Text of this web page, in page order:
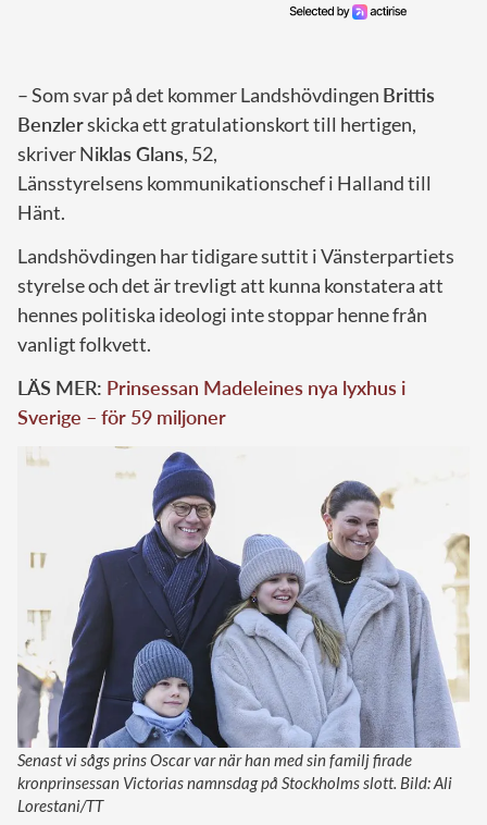
– Som svar på det kommer Landshövdingen Brittis
Benzlerskicka ett gratulationskort till hertigen,
skriver Niklas Glans, 52,
Länsstyrelsens kommunikationschef i Halland till
Hänt.
Landshövdingen har tidigare suttit i Vänsterpartiets
styrelse och det är trevligt att kunna konstatera att
hennes politiska ideologi inte stoppar henne från
vanligt folkvett.
LÄS MER: Prinsessan Madeleines nya lyxhus i
Sverige – för 59 miljoner
Senast vi sågs prins Oscar var när han med sin familj firade
kronprinsessan Victorias namnsdag på Stockholms slott. Bild: Ali
Lorestani/TT